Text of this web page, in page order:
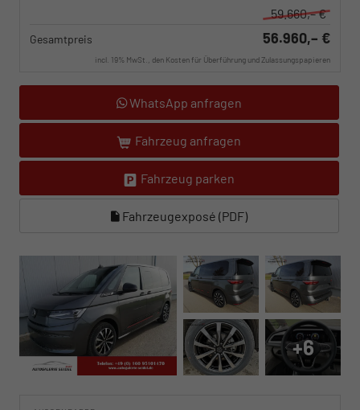
59.660,– €
Gesamtpreis 56.960,– €
incl. 19% MwSt., den Kosten für Überführung und Zulassungspapieren
WhatsApp anfragen
Fahrzeug anfragen
Fahrzeug parken
Fahrzeugexposé (PDF)
+6